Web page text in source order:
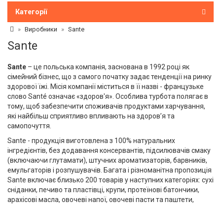
Категорії
Виробники Sante
Sante
Sante – це польська компанія, заснована в 1992 році як
сімейний бізнес, що з самого початку задає тенденції на ринку
здорової їжі. Місія компанії міститься в її назві - французьке
слово Santé означає «здоров'я». Особлива турбота полягає в
тому, щоб забезпечити споживачів продуктами харчування,
які найбільш сприятливо впливають на здоров’я та
самопочуття.
Sante - продукція виготовлена з 100% натуральних
інгредієнтів, без додавання консервантів, підсилювачів смаку
(включаючи глутамати), штучних ароматизаторів, барвників,
емульгаторів і розпушувачів. Багата і різноманітна пропозиція
Sante включає близько 200 товарів у наступних категоріях: сухі
сніданки, печиво та пластівці, крупи, протеїнові батончики,
арахісові масла, овочеві напої, овочеві пасти та паштети,